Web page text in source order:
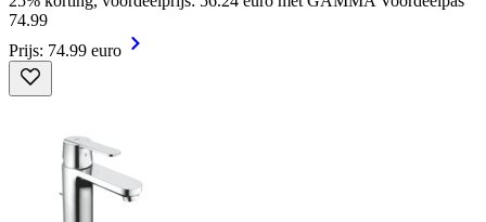
74.99
Prijs: 74.99 euro